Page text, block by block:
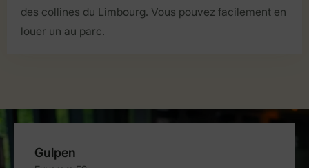
des collines du Limbourg. Vous pouvez facilement en
louer un au parc.